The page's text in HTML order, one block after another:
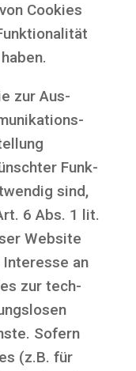
Coo­kies
zur Aus­
Funk­
sind,
6 Abs. 1 lit.
Web­site
an
zur tech­
Sofern
(z.B. für